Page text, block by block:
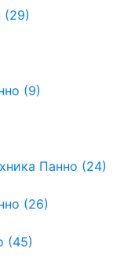
(9)
Панно (24)
(26)
(45)